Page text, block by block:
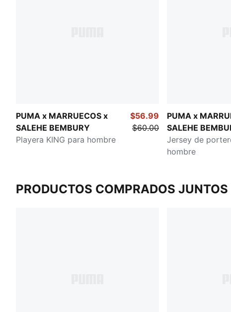
PUMA x MARRUECOS x
SALEHE BEMBURY
Playera KING para hombre
$56.99
$60.00
PUMA x
SALEHE
Jersey de
hombre
PRODUCTOS COMPRADOS